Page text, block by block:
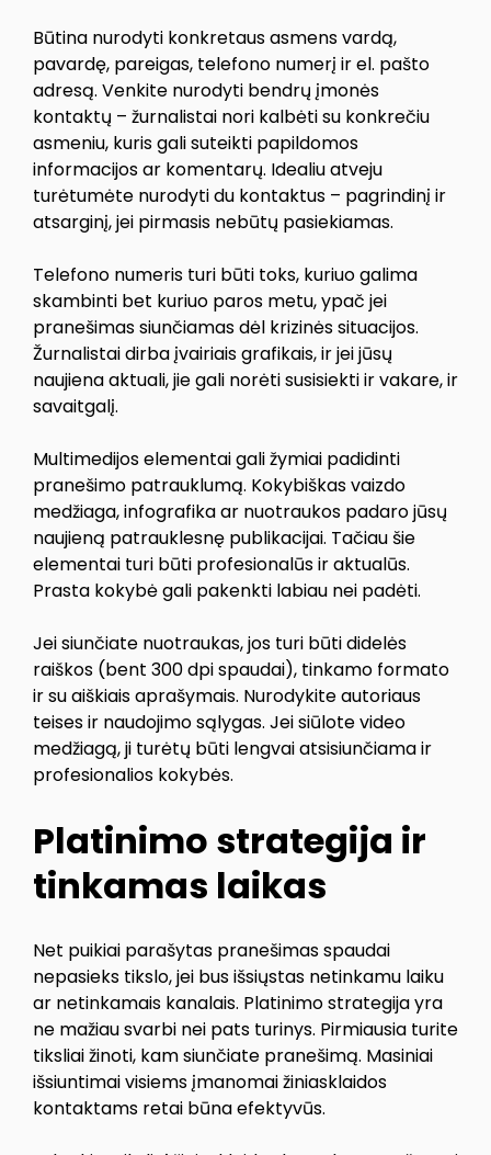
Būtina nurodyti konkretaus asmens vardą,
pavardę, pareigas, telefono numerį ir el. pašto
adresą. Venkite nurodyti bendrų įmonės
kontaktų – žurnalistai nori kalbėti su konkrečiu
asmeniu, kuris gali suteikti papildomos
informacijos ar komentarų. Idealiu atveju
turėtumėte nurodyti du kontaktus – pagrindinį ir
atsarginį, jei pirmasis nebūtų pasiekiamas.
Telefono numeris turi būti toks, kuriuo galima
skambinti bet kuriuo paros metu, ypač jei
pranešimas siunčiamas dėl krizinės situacijos.
Žurnalistai dirba įvairiais grafikais, ir jei jūsų
naujiena aktuali, jie gali norėti susisiekti ir vakare, ir
savaitgalį.
Multimedijos elementai gali žymiai padidinti
pranešimo patrauklumą. Kokybiškas vaizdo
medžiaga, infografika ar nuotraukos padaro jūsų
naujieną patrauklesnę publikacijai. Tačiau šie
elementai turi būti profesionalūs ir aktualūs.
Prasta kokybė gali pakenkti labiau nei padėti.
Jei siunčiate nuotraukas, jos turi būti didelės
raiškos (bent 300 dpi spaudai), tinkamo formato
ir su aiškiais aprašymais. Nurodykite autoriaus
teises ir naudojimo sąlygas. Jei siūlote video
medžiagą, ji turėtų būti lengvai atsisiunčiama ir
profesionalios kokybės.
Platinimo strategija ir
tinkamas laikas
Net puikiai parašytas pranešimas spaudai
nepasieks tikslo, jei bus išsiųstas netinkamu laiku
ar netinkamais kanalais. Platinimo strategija yra
ne mažiau svarbi nei pats turinys. Pirmiausia turite
tiksliai žinoti, kam siunčiate pranešimą. Masiniai
išsiuntimai visiems įmanomai žiniasklaidos
kontaktams retai būna efektyvūs.